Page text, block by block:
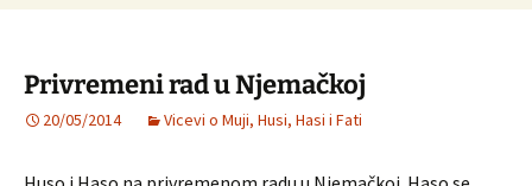
Privremeni rad u Njemačkoj
20/05/2014 Vicevi o Muji, Husi, Hasi i Fati